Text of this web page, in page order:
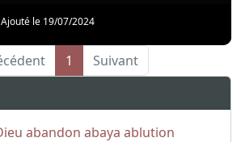
Ajouté le 19/07/2024
1
Suivant
abandon abaya ablution